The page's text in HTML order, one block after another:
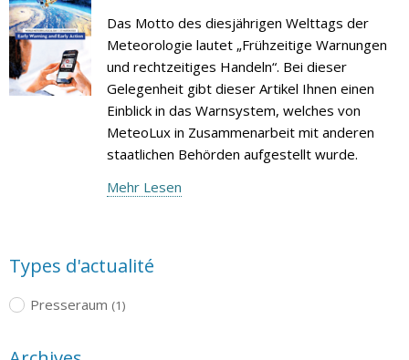
Das Motto des diesjährigen Welttags der
Meteorologie lautet „Frühzeitige Warnungen
und rechtzeitiges Handeln“. Bei dieser
Gelegenheit gibt dieser Artikel Ihnen einen
Einblick in das Warnsystem, welches von
MeteoLux in Zusammenarbeit mit anderen
staatlichen Behörden aufgestellt wurde.
Mehr Lesen
Types d'actualité
Presseraum (1)